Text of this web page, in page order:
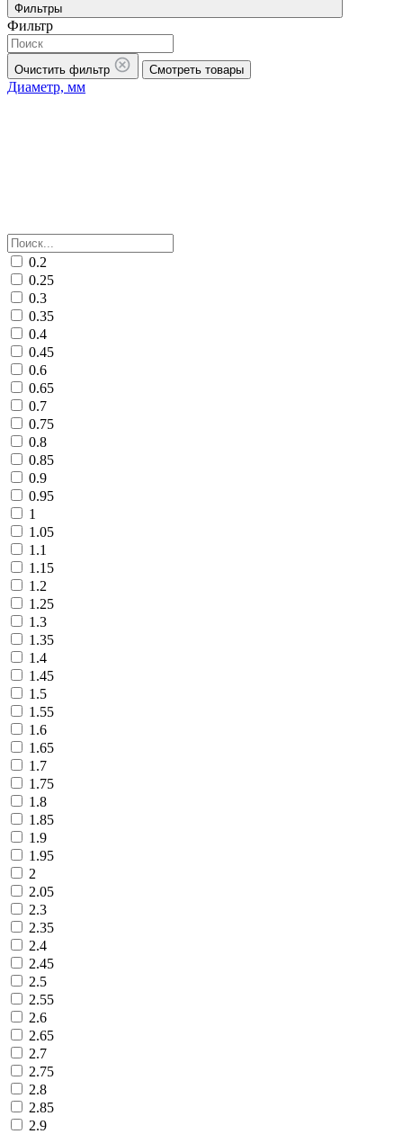
Фильтры
Фильтр
Очистить фильтр Смотреть товары
Диаметр, мм
0.2
0.25
0.3
0.35
0.4
0.45
0.6
0.65
0.7
0.75
0.8
0.85
0.9
0.95
1
1.05
1.1
1.15
1.2
1.25
1.3
1.35
1.4
1.45
1.5
1.55
1.6
1.65
1.7
1.75
1.8
1.85
1.9
1.95
2
2.05
2.3
2.35
2.4
2.45
2.5
2.55
2.6
2.65
2.7
2.75
2.8
2.85
2.9